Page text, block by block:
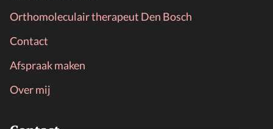
Orthomoleculair therapeut Den Bosch
Contact
Afspraak maken
Over mij